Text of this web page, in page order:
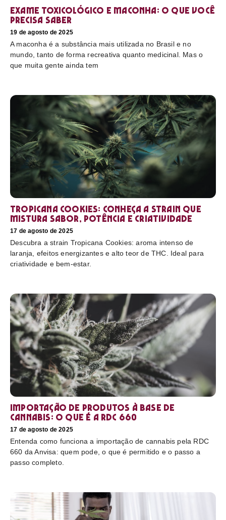
Exame toxicológico e maconha: o que você
precisa saber
19 de agosto de 2025
A maconha é a substância mais utilizada no Brasil e no
mundo, tanto de forma recreativa quanto medicinal. Mas o
que muita gente ainda tem
Tropicana Cookies: conheça a strain que
mistura sabor, potência e criatividade
17 de agosto de 2025
Descubra a strain Tropicana Cookies: aroma intenso de
laranja, efeitos energizantes e alto teor de THC. Ideal para
criatividade e bem-estar.
Importação de produtos à base de
cannabis: o que é a RDC 660
17 de agosto de 2025
Entenda como funciona a importação de cannabis pela RDC
660 da Anvisa: quem pode, o que é permitido e o passo a
passo completo.